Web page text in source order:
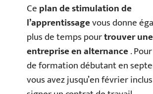
Ceplan de stimulation de
l’apprentissagevous donne
plus de temps pourtrouver une
entreprise en alternance.
de formation débutant en
vous avez jusqu’en février